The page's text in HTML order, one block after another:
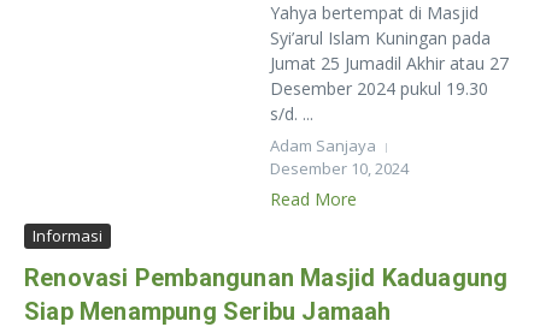
Yahya bertempat di Masjid
Syi’arul Islam Kuningan pada
Jumat 25 Jumadil Akhir atau 27
Desember 2024 pukul 19.30
s/d. ...
Adam Sanjaya
Desember 10, 2024
Read More
Informasi
Renovasi Pembangunan Masjid Kaduagung
Siap Menampung Seribu Jamaah